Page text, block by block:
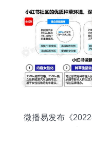
微播易发布《